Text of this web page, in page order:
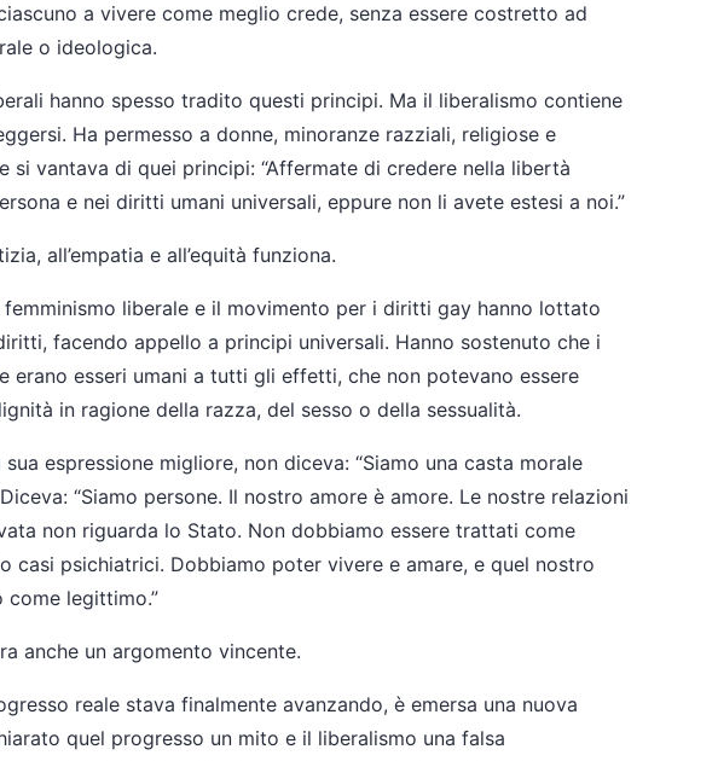
a vivere come meglio crede, senza essere costretto ad
o ideologica.
hanno spesso tradito questi principi. Ma il liberalismo contiene
Ha permesso a donne, minoranze razziali, religiose e
si vantava di quei principi: “Affermate di credere nella libertà
e nei diritti umani universali, eppure non li avete estesi a noi.”
all’empatia e all’equità funziona.
liberale e il movimento per i diritti gay hanno lottato
facendo appello a principi universali. Hanno sostenuto che i
erano esseri umani a tutti gli effetti, che non potevano essere
in ragione della razza, del sesso o della sessualità.
espressione migliore, non diceva: “Siamo una casta morale
“Siamo persone. Il nostro amore è amore. Le nostre relazioni
non riguarda lo Stato. Non dobbiamo essere trattati come
casi psichiatrici. Dobbiamo poter vivere e amare, e quel nostro
come legittimo.”
anche un argomento vincente.
reale stava finalmente avanzando, è emersa una nuova
quel progresso un mito e il liberalismo una falsa